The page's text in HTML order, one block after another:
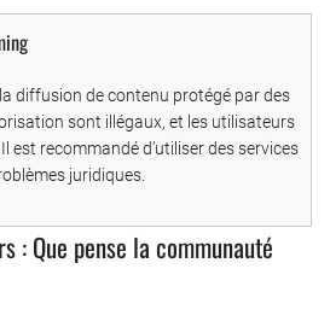
diffusion de contenu protégé par des
sont illégaux, et les utilisateurs
est recommandé d’utiliser des services
juridiques.
: Que pense la communauté